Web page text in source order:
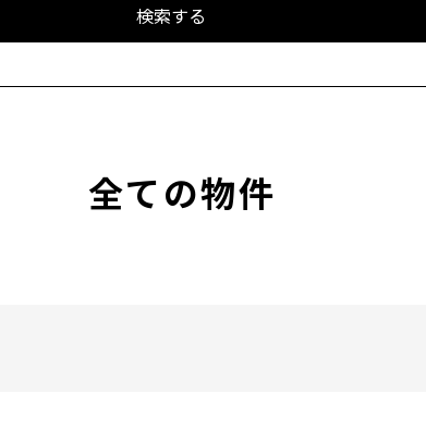
検索する
全ての物件